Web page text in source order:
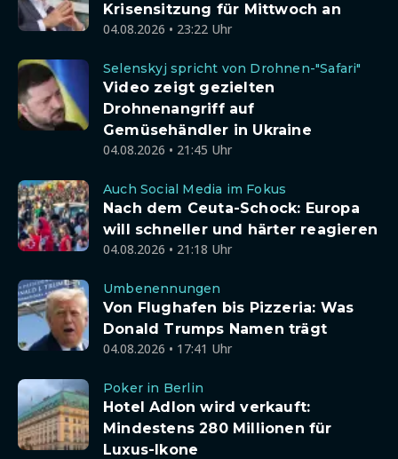
Krisensitzung für Mittwoch an
04.08.2026 • 23:22 Uhr
Selenskyj spricht von Drohnen-"Safari"
Video zeigt gezielten
Drohnenangriff auf
Gemüsehändler in Ukraine
04.08.2026 • 21:45 Uhr
Auch Social Media im Fokus
Nach dem Ceuta-Schock: Europa
will schneller und härter reagieren
04.08.2026 • 21:18 Uhr
Umbenennungen
Von Flughafen bis Pizzeria: Was
Donald Trumps Namen trägt
04.08.2026 • 17:41 Uhr
Poker in Berlin
Hotel Adlon wird verkauft:
Mindestens 280 Millionen für
Luxus-Ikone